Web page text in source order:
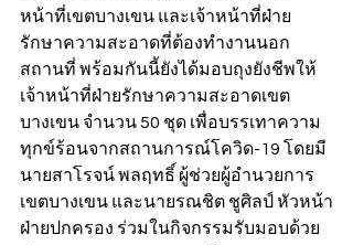
หน้าที่เขตบางเขน และเจ้าหน้าที่ฝ่าย
รักษาความสะอาดที่ต้องทำงานนอก
สถานที่ พร้อมกันนี้ยังได้มอบถุงยังชีพให้
เจ้าหน้าที่ฝ่ายรักษาความสะอาดเขต
บางเขน จำนวน 50 ชุด เพื่อบรรเทาความ
ทุกข์ร้อนจากสถานการณ์โควิด-19 โดยมี
นายสาโรจน์ พลฤทธิ์ ผู้ช่วยผู้อำนวยการ
เขตบางเขน และนายรณชิต ชูศิลป์ หัวหน้า
ฝ่ายปกครอง ร่วมในกิจกรรมรับมอบด้วย